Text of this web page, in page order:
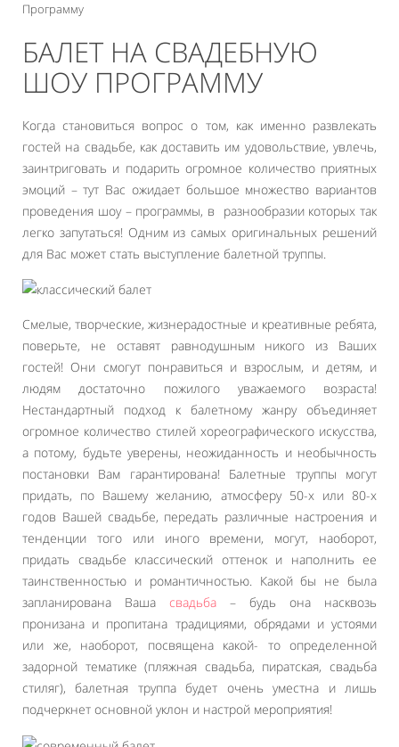
Программу
БАЛЕТ НА СВАДЕБНУЮ
ШОУ ПРОГРАММУ
Когда становиться вопрос о том, как именно развлекать
гостей на свадьбе, как доставить им удовольствие, увлечь,
заинтриговать и подарить огромное количество приятных
эмоций – тут Вас ожидает большое множество вариантов
проведения шоу – программы, в разнообразии которых так
легко запутаться! Одним из самых оригинальных решений
для Вас может стать выступление балетной труппы.
Смелые, творческие, жизнерадостные и креативные ребята,
поверьте, не оставят равнодушным никого из Ваших
гостей! Они смогут понравиться и взрослым, и детям, и
людям достаточно пожилого уважаемого возраста!
Нестандартный подход к балетному жанру объединяет
огромное количество стилей хореографического искусства,
а потому, будьте уверены, неожиданность и необычность
постановки Вам гарантирована! Балетные труппы могут
придать, по Вашему желанию, атмосферу 50-х или 80-х
годов Вашей свадьбе, передать различные настроения и
тенденции того или иного времени, могут, наоборот,
придать свадьбе классический оттенок и наполнить ее
таинственностью и романтичностью. Какой бы не была
запланирована Ваша свадьба – будь она насквозь
пронизана и пропитана традициями, обрядами и устоями
или же, наоборот, посвящена какой- то определенной
задорной тематике (пляжная свадьба, пиратская, свадьба
стиляг), балетная труппа будет очень уместна и лишь
подчеркнет основной уклон и настрой мероприятия!